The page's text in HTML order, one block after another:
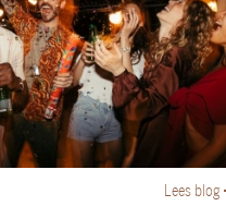
Lees blog